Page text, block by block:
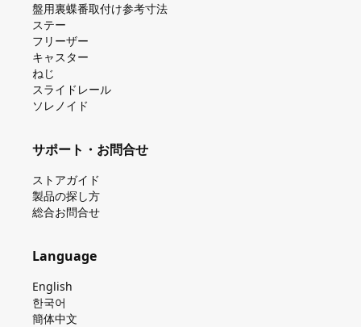
盤⽤裏蝶番取付け参考⼨法
ステー
フリーザー
キャスター
ねじ
スライドレール
ソレノイド
サポート・お問合せ
ストアガイド
製品の探し⽅
総合お問合せ
Language
English
한국어
簡体中文